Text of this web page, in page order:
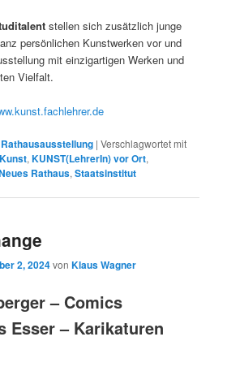
stellen sich zusätzlich junge
persönlichen Kunstwerken vor und
mit einzigartigen Werken und
Vielfalt.
|Verschlagwortet mit
Kunst,KUNST(LehrerIn) vor Ort,
Rathaus,Staatsinstitut
2, 2024vonKlaus Wagner
– Comics
Esser – Karikaturen